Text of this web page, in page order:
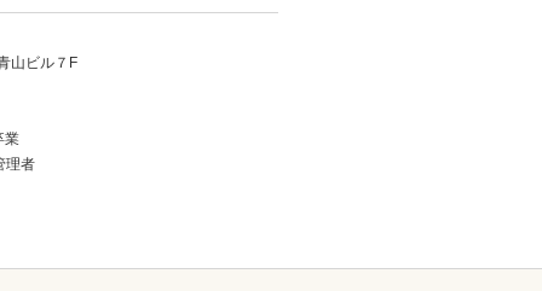
山ビル７F
業
理者